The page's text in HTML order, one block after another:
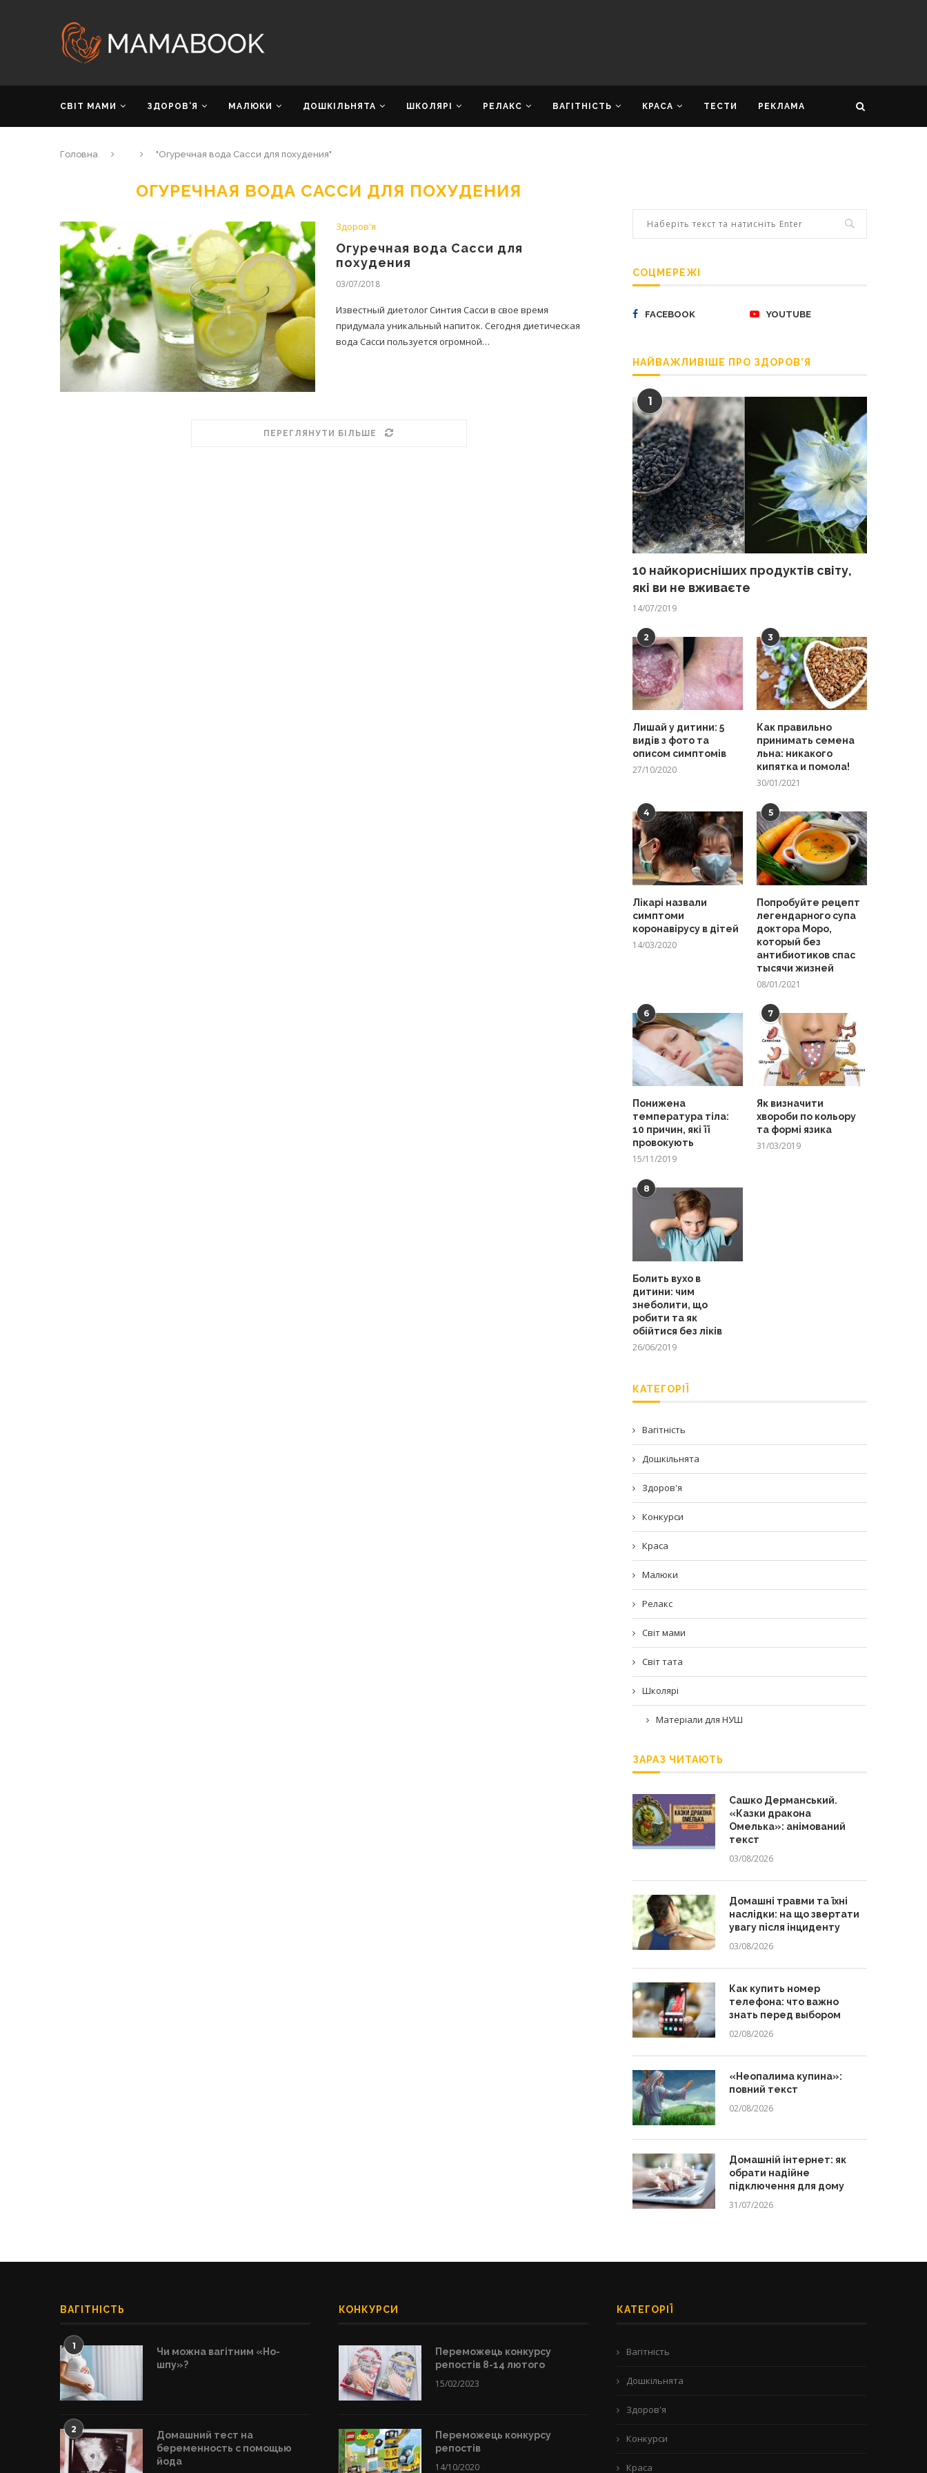
СВІТ МАМИ ЗДОРОВ’Я МАЛЮКИ ДОШКІЛЬНЯТА ШКОЛЯРІ РЕЛАКС ВАГІТНІСТЬ КРАСА ТЕСТИ РЕКЛАМА
Головна "Огуречная вода Сасси для похудения"
ОГУРЕЧНАЯ ВОДА САССИ ДЛЯ ПОХУДЕНИЯ
Здоров'я
Огуречная вода Сасси для
похудения
03/07/2018
Известный диетолог Синтия Сасси в свое время
придумала уникальный напиток. Сегодня диетическая
вода Сасси пользуется огромной…
ПЕРЕГЛЯНУТИ БІЛЬШЕ
СОЦМЕРЕЖІ
FACEBOOK YOUTUBE
НАЙВАЖЛИВІШЕ ПРО ЗДОРОВ’Я
1
10 найкорисніших продуктів світу,
які ви не вживаєте
14/07/2019
2
Лишай у дитини: 5
видів з фото та
описом симптомів
27/10/2020
3
Как правильно
принимать семена
льна: никакого
кипятка и помола!
30/01/2021
4
Лікарі назвали
симптоми
коронавірусу в дітей
14/03/2020
5
Попробуйте рецепт
легендарного супа
доктора Моро,
который без
антибиотиков спас
тысячи жизней
08/01/2021
6
Понижена
температура тіла:
10 причин, які її
провокують
15/11/2019
7
Як визначити
хвороби по кольору
та формі язика
31/03/2019
8
Болить вухо в
дитини: чим
знеболити, що
робити та як
обійтися без ліків
26/06/2019
КАТЕГОРІЇ
Вагітність
Дошкільнята
Здоров'я
Конкурси
Краса
Малюки
Релакс
Світ мами
Світ тата
Школярі
Матеріали для НУШ
ЗАРАЗ ЧИТАЮТЬ
Сашко Дерманський.
«Казки дракона
Омелька»: анімований
текст
03/08/2026
Домашні травми та їхні
наслідки: на що звертати
увагу після інциденту
03/08/2026
Как купить номер
телефона: что важно
знать перед выбором
02/08/2026
«Неопалима купина»:
повний текст
02/08/2026
Домашній інтернет: як
обрати надійне
підключення для дому
31/07/2026
ВАГІТНІСТЬ
1
Чи можна вагітним «Но-
шпу»?
2
Домашний тест на
беременность с помощью
йода
КОНКУРСИ
Переможець конкурсу
репостів 8-14 лютого
15/02/2023
Переможець конкурсу
репостів
14/10/2020
КАТЕГОРІЇ
Вагітність
Дошкільнята
Здоров'я
Конкурси
Краса